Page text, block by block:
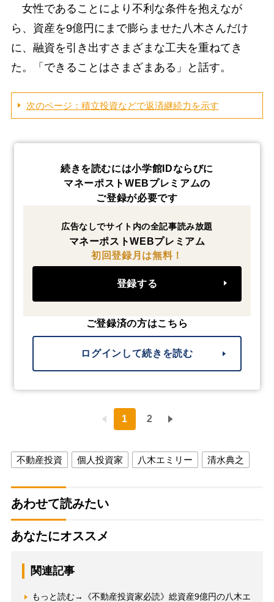
女性であることにより不利な条件を抱えなが
ら、資産を9億円にまで膨らませた八木さんだけ
に、融資を引き出すさまざまな工夫を重ねてき
た。「できることはさまざまある」と話す。
次のページ：積立投資などで返済継続力を示す
続きを読むには小学館IDならびに
マネーポストWEBプレミアムの
ご登録が必要です
広告なしでサイト内の全記事読み放題
マネーポストWEBプレミアム
初回登録月は無料！
登録する
ご登録済の方はこちら
ログインして続きを読む
1 2
不動産投資 個人投資家 八木エミリー 清水典之
あわせて読みたい
あなたにオススメ
関連記事
もっと読む→《不動産投資家必読》総資産9億円の八木エ